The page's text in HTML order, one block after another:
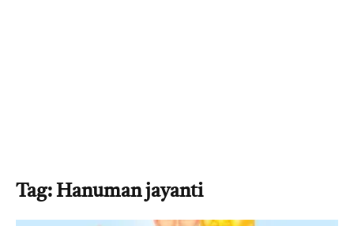
Tag: Hanuman jayanti